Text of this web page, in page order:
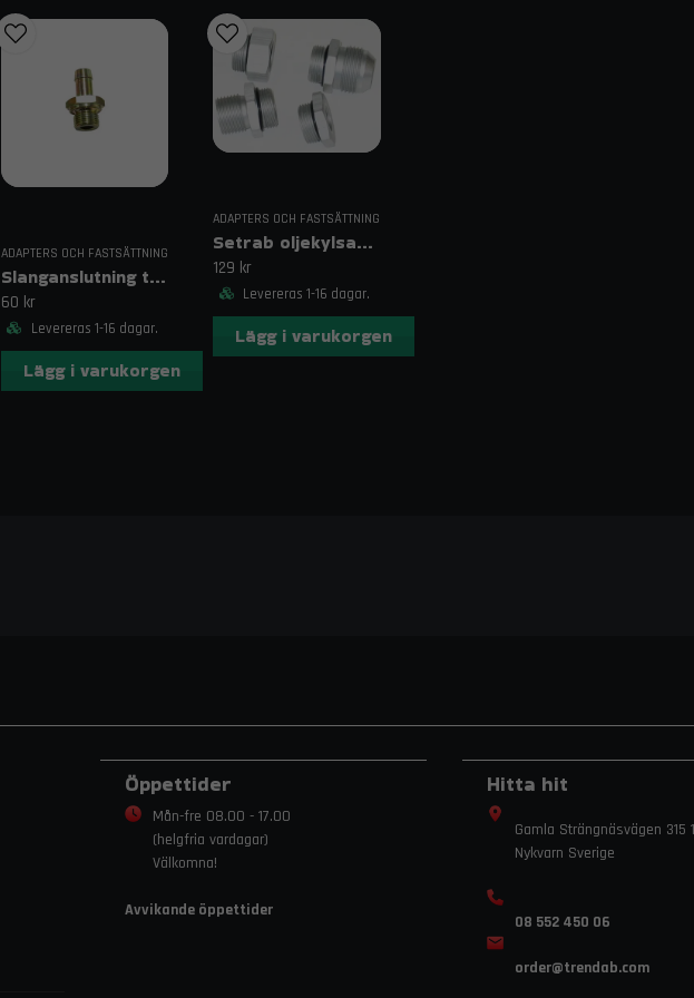
Kompatibilitet
spårbart för trygg hantering.
Har du frågor om modellval, mått eller installation?
Vanliga frågor
ADAPTERS OCH FASTSÄTTNING
Slanganslutning till oljekylsadapter
60 kr
Levereras 1-16 dagar.
Lägg i varukorgen
ADAPTERS OCH FASTSÄTTNING
Setrab oljekylsadaptrar
129 kr
Levereras 1-16 dagar.
Lägg i varukorgen
Öppettider
Mån-fre 08.00 - 17.00
(helgfria vardagar)
Välkomna!
Avvikande öppettider
Hitta hit
Gamla Strängnäsvägen 315
Nykvarn Sverige
08 552 450 06
order@trendab.com